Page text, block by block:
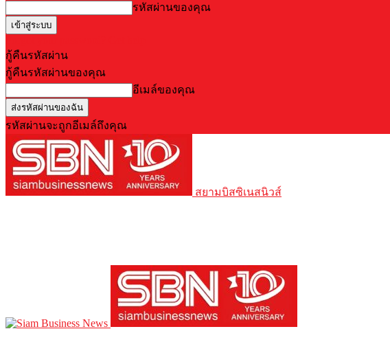
รหัสผ่านของคุณ
กู้คืนรหัสผ่าน
กู้คืนรหัสผ่านของคุณ
อีเมล์ของคุณ
รหัสผ่านจะถูกอีเมล์ถึงคุณ
สยามบิสซิเนสนิวส์